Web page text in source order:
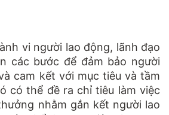
vi người lao động, lãnh đạo
các bước để đảm bảo người
cam kết với mục tiêu và tầm
có thể đề ra chỉ tiêu làm việc
nhằm gắn kết người lao